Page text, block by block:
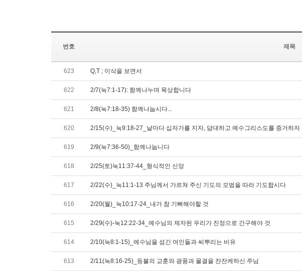
번호 제목
623 Q,T ; 이삭을 보면서
622 2/7(눅7:1-17): 함께나누며 묵상합니다
621 2/8(눅7:18-35) 함께나눕시다...
620 2/15(수)_눅9:18-27_날마다 십자가를 지자, 담대하고 예수그리스도를 증거하자
619 2/9(눅7:36-50)_함께나눕니다
618 2/25(토)눅11:37-44_형식적인 신앙
617 2/22(수)_눅11:1-13 주님께서 가르쳐 주신 기도의 모범을 따라 기도합시다
616 2/20(월)_눅10:17-24_내가 참 기뻐해야할 것
615 2/29(수)-눅12:22-34_예수님의 제자된 우리가 진정으로 간구해야 것
614 2/10(눅8:1-15)_예수님을 섬긴 여인들과 씨뿌리는 비유
613 2/11(눅8:16-25)_등불의 교훈와 광풍과 물결을 잔잔케하신 주님